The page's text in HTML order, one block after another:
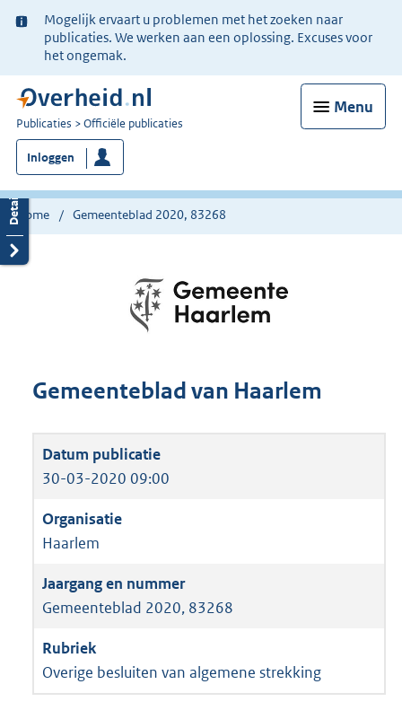
Ter
informatie:
Mogelijk ervaart u problemen met het zoeken naar
publicaties. We werken aan een oplossing. Excuses voor
het ongemak.
Menu
U
bent
nu
hier:
Publicaties Officiële publicaties
Inloggen
Home Gemeenteblad 2020, 83268
Gemeenteblad van Haarlem
30-03-2020 09:00
Haarlem
Gemeenteblad 2020, 83268
Overige besluiten van algemene strekking